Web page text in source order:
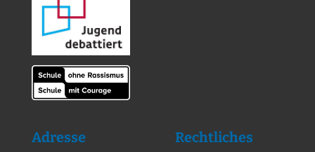
Adresse Rechtliches